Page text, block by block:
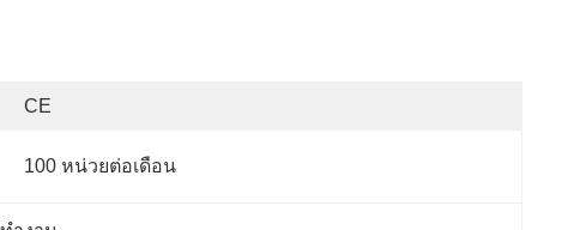
CE
100 หน่วยต่อเดือน